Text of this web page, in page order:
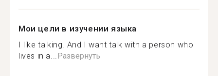
Мои цели в изучении языка
I like talking. And I want talk with a person who
lives in a...Развернуть